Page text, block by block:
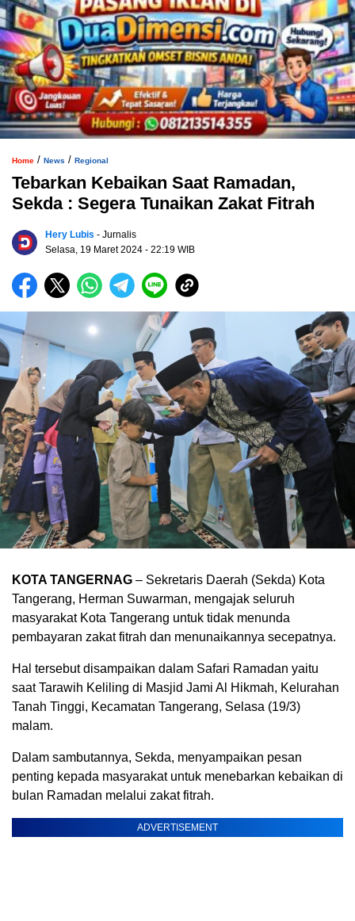
Home / News / Regional
Tebarkan Kebaikan Saat Ramadan,
Sekda : Segera Tunaikan Zakat Fitrah
Hery Lubis - Jurnalis
Selasa, 19 Maret 2024 - 22:19 WIB
KOTA TANGERNAG – Sekretaris Daerah (Sekda) Kota
Tangerang, Herman Suwarman, mengajak seluruh
masyarakat Kota Tangerang untuk tidak menunda
pembayaran zakat fitrah dan menunaikannya secepatnya.
Hal tersebut disampaikan dalam Safari Ramadan yaitu
saat Tarawih Keliling di Masjid Jami Al Hikmah, Kelurahan
Tanah Tinggi, Kecamatan Tangerang, Selasa (19/3)
malam.
Dalam sambutannya, Sekda, menyampaikan pesan
penting kepada masyarakat untuk menebarkan kebaikan di
bulan Ramadan melalui zakat fitrah.
ADVERTISEMENT